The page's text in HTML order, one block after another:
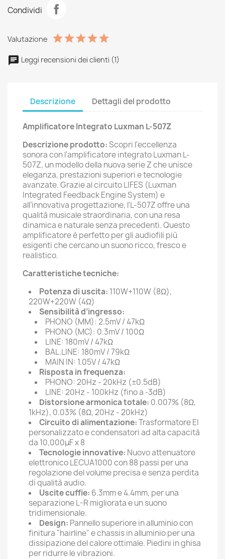
Condividi
Valutazione
Leggi recensioni dei clienti (1)
Descrizione Dettagli del prodotto
Amplificatore Integrato Luxman L-507Z
Descrizione prodotto:Scopri l'eccellenza
sonora con l'amplificatore integrato Luxman L-
507Z, un modello della nuova serie Z che unisce
eleganza, prestazioni superiori e tecnologie
avanzate. Grazie al circuito LIFES (Luxman
Integrated Feedback Engine System) e
all’innovativa progettazione, l'L-507Z offre una
qualità musicale straordinaria, con una resa
dinamica e naturale senza precedenti. Questo
amplificatore è perfetto per gli audiofili più
esigenti che cercano un suono ricco, fresco e
realistico.
Caratteristiche tecniche:
Potenza di uscita: 110W+110W (8Ω),
220W+220W (4Ω)
Sensibilità d’ingresso:
PHONO (MM): 2.5mV / 47kΩ
PHONO (MC): 0.3mV / 100Ω
LINE: 180mV / 47kΩ
BAL.LINE: 180mV / 79kΩ
MAIN IN: 1.05V / 47kΩ
Risposta in frequenza:
PHONO: 20Hz - 20kHz (±0.5dB)
LINE: 20Hz - 100kHz (fino a -3dB)
Distorsione armonica totale: 0.007% (8Ω,
1kHz), 0.03% (8Ω, 20Hz - 20kHz)
Circuito di alimentazione:Trasformatore EI
personalizzato e condensatori ad alta capacità
da 10,000μF x 8
Tecnologie innovative: Nuovo attenuatore
elettronico LECUA1000 con 88 passi per una
regolazione del volume precisa e senza perdita
di qualità audio.
Uscite cuffie: 6.3mm e 4.4mm, per una
separazione L-R migliorata e un suono
tridimensionale.
Design: Pannello superiore in alluminio con
finitura "hairline" e chassis in alluminio per una
dissipazione del calore ottimale. Piedini in ghisa
per ridurre le vibrazioni.